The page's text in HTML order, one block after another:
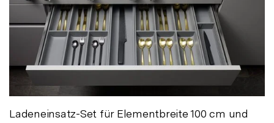
Ladeneinsatz-Set für Elementbreite 100 cm und